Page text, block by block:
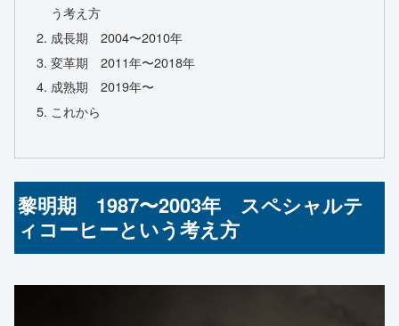
う考え方
成長期 2004〜2010年
変革期 2011年〜2018年
成熟期 2019年〜
これから
黎明期 1987〜2003年 スペシャルテ
ィコーヒーという考え方